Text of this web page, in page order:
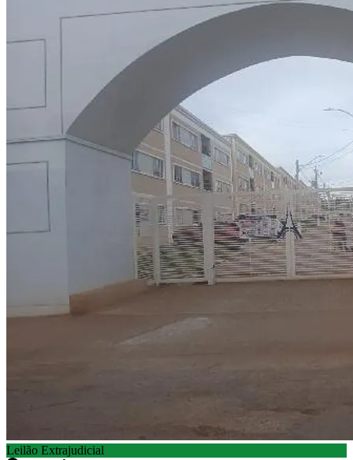
Leilão Extrajudicial